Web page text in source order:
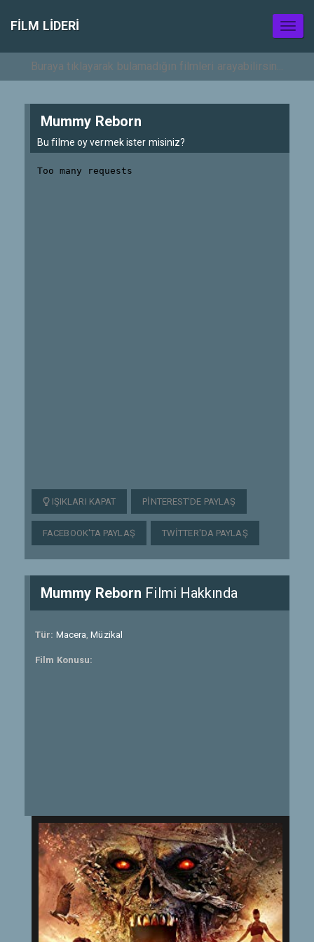
FILM LIDERI
Mummy Reborn
Bu filme oy vermek ister misiniz?
IŞIKLARI KAPAT PINTEREST'DE PAYLAŞ
FACEBOOK'TA PAYLAŞ TWITTER'DA PAYLAŞ
Mummy Reborn Filmi Hakkında
Tür: Macera,Müzikal
Film Konusu: